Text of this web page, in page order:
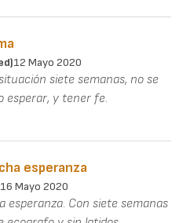
12 Mayo 2020
siete semanas, no se
esperar, y tener fe.
esperanza
16 Mayo 2020
esperanza. Con siete semanas